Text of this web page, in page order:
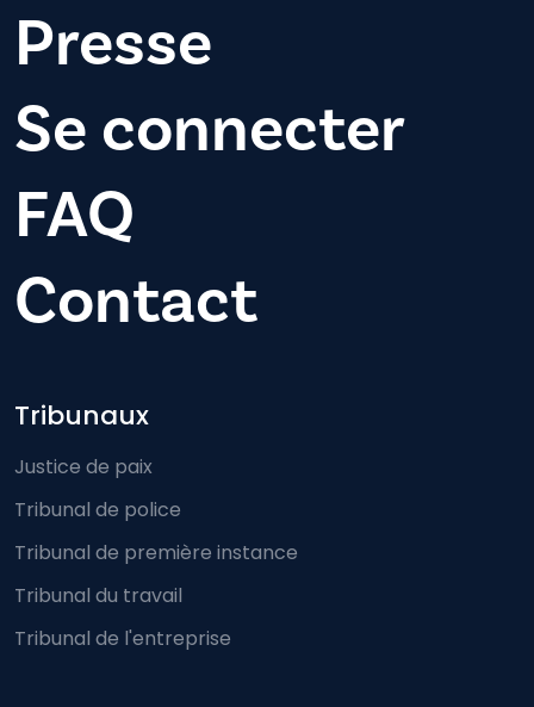
Presse
Se connecter
FAQ
Contact
Footer-menu
Tribunaux
Justice de paix
Tribunal de police
Tribunal de première instance
Tribunal du travail
Tribunal de l'entreprise